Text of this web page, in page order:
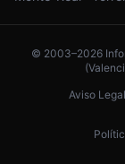
© 2003–2026
Aviso Legal